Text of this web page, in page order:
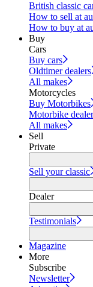
British classic
How to sell at
How to buy at
Buy
Cars
Buy cars
Oldtimer dealers
All makes
Motorcycles
Buy Motorbikes
Motorbike
All makes
Sell
Private
Sell your classic
Dealer
Testimonials
Magazine
More
Subscribe
Newsletter